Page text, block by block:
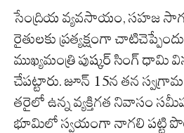
సేంద్రియ వ్యవసాయం, సహజ సాగు
రైతులకు ప్రత్యక్షంగా
ముఖ్యమంత్రి పుష్కర్ సింగ్ ధామి
చేపట్టారు. జూన్ 15న తన
తరైలో ఉన్న వ్యక్తిగత నివాసం
భూమిలో స్వయంగా నాగలి పట్టి